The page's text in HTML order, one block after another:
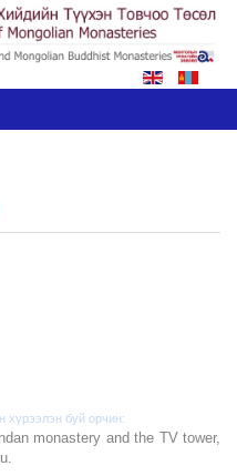
хүрээлэн буй орчин:
monastery and the TV tower,